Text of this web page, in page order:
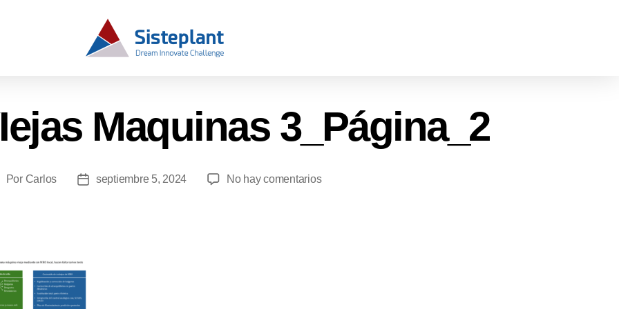
Maquinas 3_Página_2
Por Carlos septiembre 5, 2024 No hay comentarios